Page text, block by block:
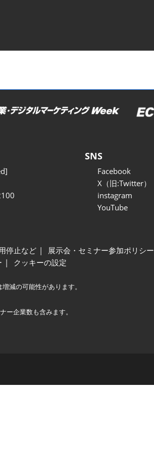
SNS
Facebook
X（旧:Twitter）
instagram
YouTube
停止など 展示会・セミナー参加ポリシー
クッキーの設定
減の可能性があります。
ー企業数も含みます。